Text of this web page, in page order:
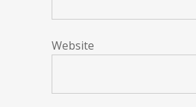
Website